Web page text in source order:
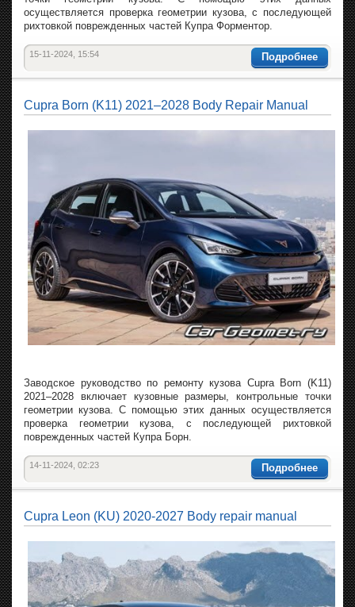
осуществляется проверка геометрии кузова, с последующей
рихтовкой поврежденных частей Купра Форментор.
Подробнее
15-11-2024, 15:54
Cupra Born (K11) 2021–2028 Body Repair Manual
Заводское руководство по ремонту кузова Cupra Born (K11)
2021–2028 включает кузовные размеры, контрольные точки
геометрии кузова. С помощью этих данных осуществляется
проверка геометрии кузова, с последующей рихтовкой
поврежденных частей Купра Борн.
Подробнее
14-11-2024, 02:23
Cupra Leon (KU) 2020-2027 Body repair manual